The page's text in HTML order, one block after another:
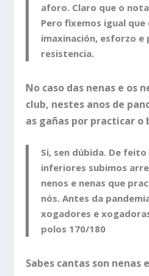
aforo. Claro que o
Pero fixemos igual
imaxinación, esforzo e
resistencia.
No caso das nenas e os
club, nestes anos de
as gañas por practicar o
Si, sen dúbida. De
inferiores subimos
nenos e nenas que
nós. Antes da
xogadores e
polos 170/180
Sabes cantas son nenas